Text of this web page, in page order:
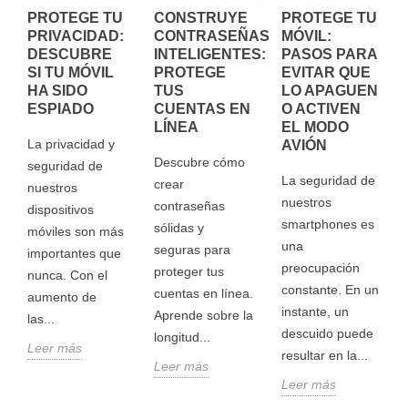
PROTEGE TU
PRIVACIDAD:
DESCUBRE
SI TU MÓVIL
HA SIDO
ESPIADO
La privacidad y
seguridad de
nuestros
dispositivos
móviles son más
importantes que
nunca. Con el
aumento de
las...
Leer más
CONSTRUYE
CONTRASEÑAS
INTELIGENTES:
PROTEGE
TUS
CUENTAS EN
LÍNEA
Descubre cómo
crear
contraseñas
sólidas y
seguras para
proteger tus
cuentas en línea.
Aprende sobre la
longitud...
Leer más
PROTEGE TU
MÓVIL:
PASOS PARA
EVITAR QUE
LO APAGUEN
O ACTIVEN
EL MODO
AVIÓN
La seguridad de
nuestros
smartphones es
una
preocupación
constante. En un
instante, un
descuido puede
resultar en la...
Leer más